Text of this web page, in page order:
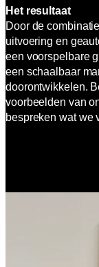
Het resultaat
Door de
uitvoering en
een voorspelbare
een schaalbaar
doorontwikkelen.
voorbeelden van
bespreken wat we